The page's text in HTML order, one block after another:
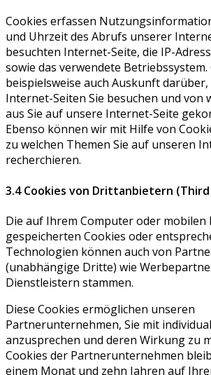
Cookies erfassen
und Uhrzeit des Abrufs unserer
besuchten Internet-Seite, die IP-
sowie das verwendete
beispielsweise auch Auskunft
Internet-Seiten Sie besuchen und von
aus Sie auf unsere Internet-Seite
Ebenso können wir mit Hilfe von
zu welchen Themen Sie auf unseren
recherchieren.
3.4 Cookies von Drittanbietern (Third
Die auf Ihrem Computer oder mobilen
gespeicherten Cookies oder
Technologien können auch von
(unabhängige Dritte) wie
Dienstleistern stammen.
Diese Cookies ermöglichen unseren
Partnerunternehmen, Sie mit
anzusprechen und deren Wirkung zu
Cookies der Partnerunternehmen
einem Monat und zehn Jahren auf